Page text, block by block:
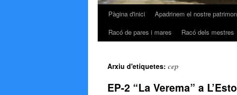
VésPàgina d'inici Apadrinem el nostre
Racó de pares i mares
Racó dels mestres
Arxiu d'etiquetes: cep
EP-2 “La Verema” a